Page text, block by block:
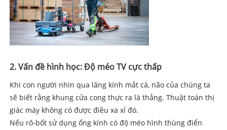
2. Vấn đề hình học: Độ méo TV cực thấp
Khi con người nhìn qua lăng kính mắt cá, não của chúng ta
sẽ biết rằng khung cửa cong thực ra là thẳng. Thuật toán thị
giác máy không có được điều xa xỉ đó.
Nếu rô-bốt sử dụng ống kính có độ méo hình thùng điển